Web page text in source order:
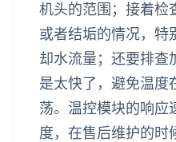
机头的范围；接着检
或者结垢的情况，特
却水流量；还要排查
是太快了，避免温度
荡。温控模块的响应
度，在售后维护的时